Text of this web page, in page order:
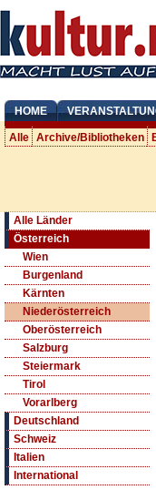
HOME
Alle Archive/Bibliotheken
Alle Länder
Österreich
Wien
Burgenland
Kärnten
Niederösterreich
Oberösterreich
Salzburg
Steiermark
Tirol
Vorarlberg
Deutschland
Schweiz
Italien
International